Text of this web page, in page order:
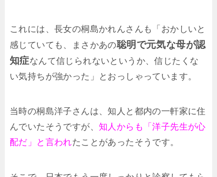
これには、長女の桐島かれんさんも「おかしいと
感じていても、まさかあの聡明で元気な母が認
知症なんて信じられないというか、信じたくな
い気持ちが強かった」とおっしゃっています。
当時の桐島洋子さんは、知人と都内の一軒家に住
んでいたそうですが、 知人からも「洋子先生が心
配だ」と言われたことがあったそうです。